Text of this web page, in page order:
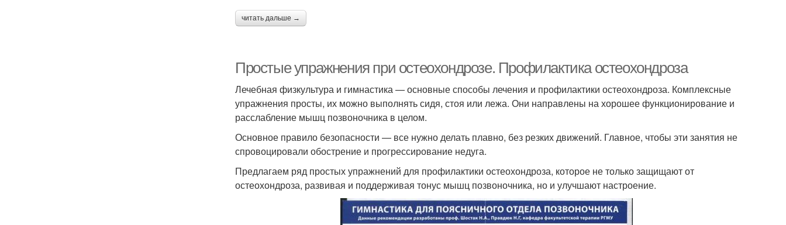
читать дальше →
Простые упражнения при остеохондрозе. Профилактика остеохондроза
Лечебная физкультура и гимнастика — основные способы лечения и профилактики остеохондроза. Комплексные
упражнения просты, их можно выполнять сидя, стоя или лежа. Они направлены на хорошее функционирование и
расслабление мышц позвоночника в целом.
Основное правило безопасности — все нужно делать плавно, без резких движений. Главное, чтобы эти занятия не
спровоцировали обострение и прогрессирование недуга.
Предлагаем ряд простых упражнений для профилактики остеохондроза, которое не только защищают от
остеохондроза, развивая и поддерживая тонус мышц позвоночника, но и улучшают настроение.